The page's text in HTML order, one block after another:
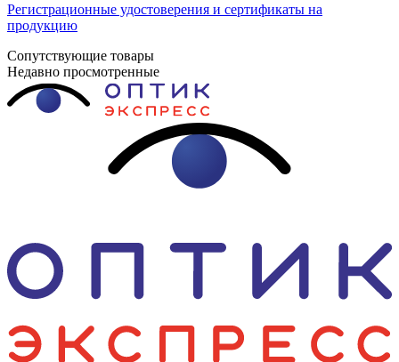
Регистрационные удостоверения и сертификаты на
продукцию
Сопутствующие товары
Недавно просмотренные